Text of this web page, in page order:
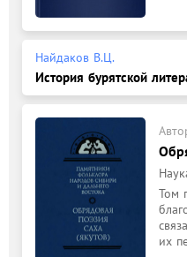
Найдаков В.Ц.
История бурятской
Том
их